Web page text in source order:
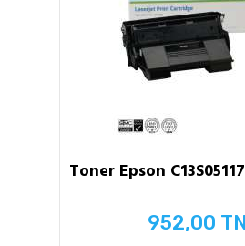
Toner Epson
Prix
952,00